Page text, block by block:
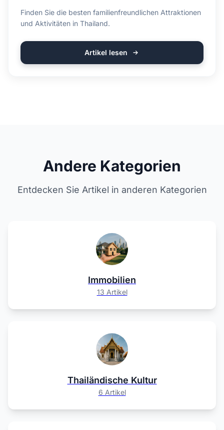
Finden Sie die besten familienfreundlichen Attraktionen
und Aktivitäten in Thailand.
Artikel lesen
Andere Kategorien
Entdecken Sie Artikel in anderen Kategorien
Immobilien
13 Artikel
Thailändische Kultur
6 Artikel